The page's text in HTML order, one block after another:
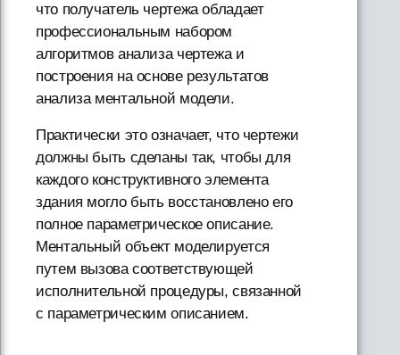
что получатель чертежа обладает
профессиональным набором
алгоритмов анализа чертежа и
построения на основе результатов
анализа ментальной модели.
Практически это означает, что чертежи
должны быть сделаны так, чтобы для
каждого конструктивного элемента
здания могло быть восстановлено его
полное параметрическое описание.
Ментальный объект моделируется
путем вызова соответствующей
исполнительной процедуры, связанной
с параметрическим описанием.